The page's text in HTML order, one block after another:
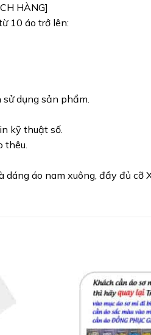
HÀNG]
10 áo trở lên:
dụng sản phẩm.
kỹ thuật số.
thêu.
áo nam xuông, đầy đủ cỡ